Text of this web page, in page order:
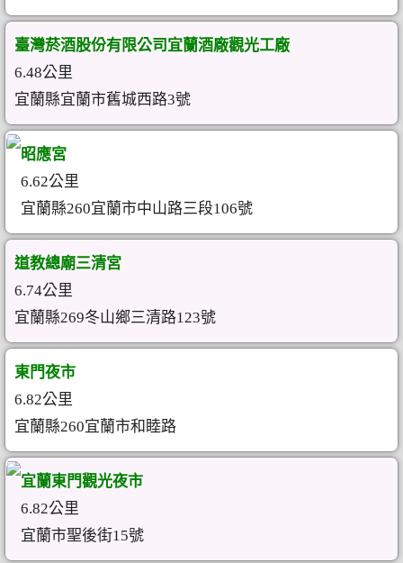
臺灣菸酒股份有限公司宜蘭酒廠觀光工廠
6.48公里
宜蘭縣宜蘭市舊城西路3號
昭應宮
6.62公里
宜蘭縣260宜蘭市中山路三段106號
道教總廟三清宮
6.74公里
宜蘭縣269冬山鄉三清路123號
東門夜市
6.82公里
宜蘭縣260宜蘭市和睦路
宜蘭東門觀光夜市
6.82公里
宜蘭市聖後街15號